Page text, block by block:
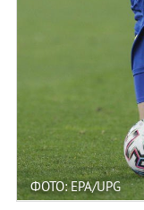
ФОТО: EPA/UPG